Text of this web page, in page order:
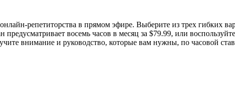
репетиторства в прямом эфире. Выберите из трех гибких
предусматривает восемь часов в месяц за $79.99, или
внимание и руководство, которые вам нужны, по часовой